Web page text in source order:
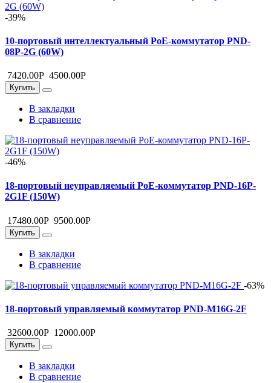
-39%
10-портовый интеллектуальный PoE-коммутатор PND-
08P-2G (60W)
7420.00Р 4500.00Р
Купить
В закладки
В сравнение
-46%
18-портовый неуправляемый PoE-коммутатор PND-16P-
2G1F (150W)
17480.00Р 9500.00Р
Купить
В закладки
В сравнение
-63%
18-портовый управляемый коммутатор PND-M16G-2F
32600.00Р 12000.00Р
Купить
В закладки
В сравнение